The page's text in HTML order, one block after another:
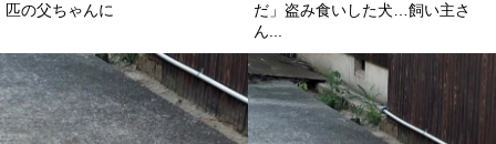
匹の父ちゃんに
だ」盗み食いした犬…飼い主さ
ん...